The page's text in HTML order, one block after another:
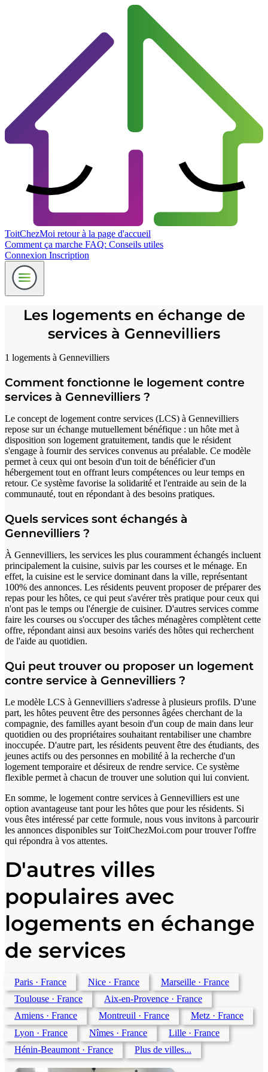
ToitChezMoi retour à la page d'accueil
Comment ça marche FAQ: Conseils utiles
Connexion Inscription
Les logements en échange de
services à Gennevilliers
1 logements à Gennevilliers
Comment fonctionne le logement contre
services à Gennevilliers ?
Le concept de logement contre services (LCS) à Gennevilliers
repose sur un échange mutuellement bénéfique : un hôte met à
disposition son logement gratuitement, tandis que le résident
s'engage à fournir des services convenus au préalable. Ce modèle
permet à ceux qui ont besoin d'un toit de bénéficier d'un
hébergement tout en offrant leurs compétences ou leur temps en
retour. Ce système favorise la solidarité et l'entraide au sein de la
communauté, tout en répondant à des besoins pratiques.
Quels services sont échangés à
Gennevilliers ?
À Gennevilliers, les services les plus couramment échangés incluent
principalement la cuisine, suivis par les courses et le ménage. En
effet, la cuisine est le service dominant dans la ville, représentant
100% des annonces. Les résidents peuvent proposer de préparer des
repas pour les hôtes, ce qui peut s'avérer très pratique pour ceux qui
n'ont pas le temps ou l'énergie de cuisiner. D'autres services comme
faire les courses ou s'occuper des tâches ménagères complètent cette
offre, répondant ainsi aux besoins variés des hôtes qui recherchent
de l'aide au quotidien.
Qui peut trouver ou proposer un logement
contre service à Gennevilliers ?
Le modèle LCS à Gennevilliers s'adresse à plusieurs profils. D'une
part, les hôtes peuvent être des personnes âgées cherchant de la
compagnie, des familles ayant besoin d'un coup de main dans leur
quotidien ou des propriétaires souhaitant rentabiliser une chambre
inoccupée. D'autre part, les résidents peuvent être des étudiants, des
jeunes actifs ou des personnes en mobilité à la recherche d'un
logement temporaire et désireux de rendre service. Ce système
flexible permet à chacun de trouver une solution qui lui convient.
En somme, le logement contre services à Gennevilliers est une
option avantageuse tant pour les hôtes que pour les résidents. Si
vous êtes intéressé par cette formule, nous vous invitons à parcourir
les annonces disponibles sur ToitChezMoi.com pour trouver l'offre
qui répondra à vos attentes.
D'autres villes
populaires avec
logements en échange
de services
Paris · France Nice · France Marseille · France
Toulouse · France Aix-en-Provence · France
Amiens · France Montreuil · France Metz · France
Lyon · France Nîmes · France Lille · France
Hénin-Beaumont · France Plus de villes...